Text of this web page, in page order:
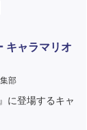
キャラマリオ
部
に登場するキャ